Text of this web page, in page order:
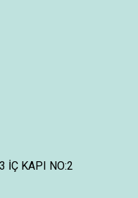
İÇ KAPI NO:2